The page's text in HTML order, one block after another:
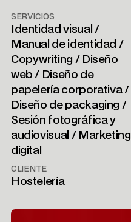
SERVICIOS
Identidad visual /
Manual de identidad /
Copywriting / Diseño
web / Diseño de
papelería corporativa /
Diseño de packaging /
Sesión fotográfica y
audiovisual / Marketing
digital
CLIENTE
Hostelería